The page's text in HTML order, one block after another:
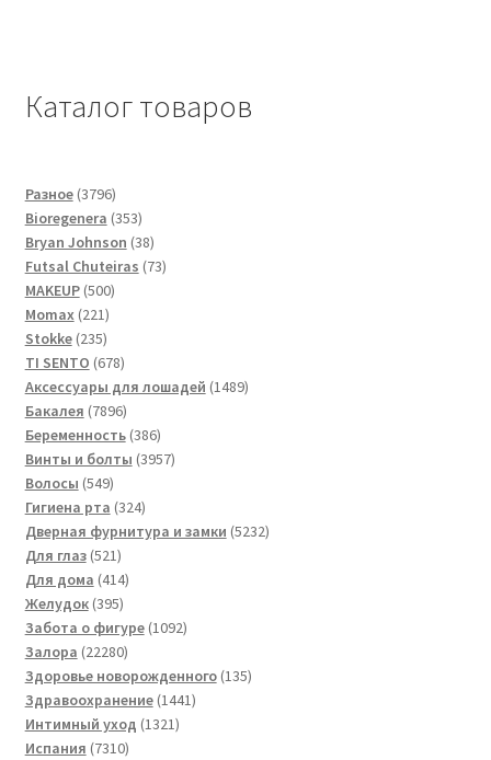
Каталог товаров
Разное 37963796
товаров
Bioregenera 353353
товара
Bryan Johnson 3838
товаров
Futsal Сhuteiras 7373
MAKEUP 500500
Momax 221221
товар
Stokke 235235
товаров
TI SENTO 678678
товаров
Аксессуары для лошадей 14891489
Бакалея 78967896
товаров
Беременность 386386
товаров
Винты и болты 39573957
Волосы 549549
товаров
Гигиена рта 324324
товара
Дверная фурнитура и замки 52325232
Для глаз 521521
товар
Для дома 414414
Желудок 395395
товаров
Забота о фигуре 10921092
Залора 2228022280
товаров
Здоровье новорожденного 135135
Здравоохранение 14411441
Интимный уход 13211321
Испания 73107310